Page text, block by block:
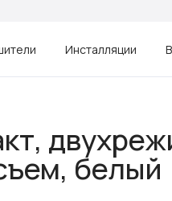
Зеркала
Душевые
Инсталляции
белый